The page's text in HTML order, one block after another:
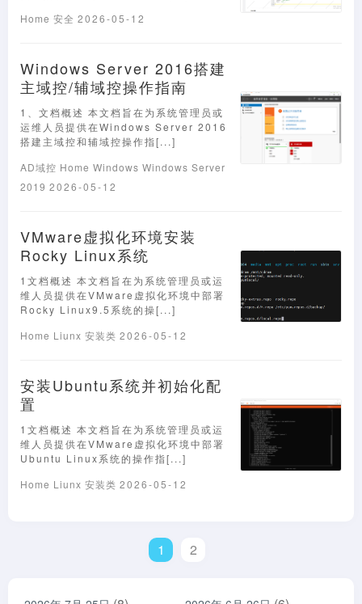
Home 安全 2026-05-12
Windows Server 2016搭建
主域控/辅域控操作指南
1、文档概述 本文档旨在为系统管理员或
运维人员提供在Windows Server 2016
搭建主域控和辅域控操作指[...]
AD域控 Home Windows Windows Server
2019 2026-05-12
VMware虚拟化环境安装
Rocky Linux系统
1文档概述 本文档旨在为系统管理员或运
维人员提供在VMware虚拟化环境中部署
Rocky Linux9.5系统的操[...]
Home Liunx 安装类 2026-05-12
安装Ubuntu系统并初始化配
置
1文档概述 本文档旨在为系统管理员或运
维人员提供在VMware虚拟化环境中部署
Ubuntu Linux系统的操作指[...]
Home Liunx 安装类 2026-05-12
1 2